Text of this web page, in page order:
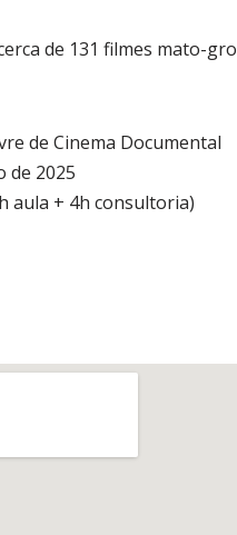
de 131 filmes mato-
de Cinema Documental
de 2025
aula + 4h consultoria)